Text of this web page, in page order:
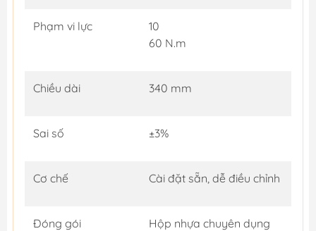
Phạm vi lực
10
60 N.m
Chiều dài 340 mm
Sai số ±3%
Cơ chế Cài đặt sẵn, dễ điều chỉnh
Đóng gói Hộp nhựa chuyên dụng